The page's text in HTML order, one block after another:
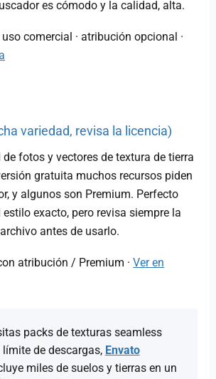
es cómodo y la calidad, alta.
uso comercial · atribución opcional ·
variedad, revisa la licencia)
de fotos y vectores de textura de tierra
gratuita muchos recursos piden
y algunos son Premium. Perfecto
exacto, pero revisa siempre la
antes de usarlo.
atribución / Premium ·Ver en
packs de texturas seamless
de descargas, Envato
miles de suelos y tierras en un